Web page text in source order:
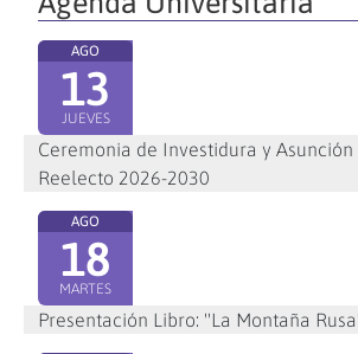
AGO
13
JUEVES
Ceremonia de Investidura y Asunción
Reelecto 2026-2030
AGO
18
MARTES
Presentación Libro: "La Montaña